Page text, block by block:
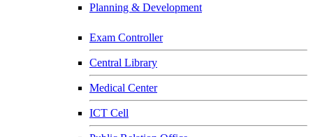
Planning & Development
Exam Controller
Central Library
Medical Center
ICT Cell